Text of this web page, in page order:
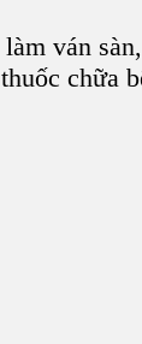
ván
chữa